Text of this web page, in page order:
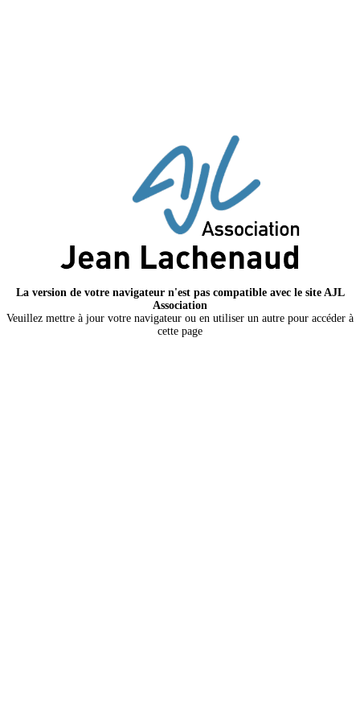
La version de votre navigateur n'est pas compatible avec le site AJL
Association
Veuillez mettre à jour votre navigateur ou en utiliser un autre pour accéder à
cette page